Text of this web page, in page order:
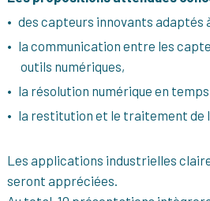
des capteurs innovants adaptés
la communication entre les
outils numériques,
la résolution numérique en
la restitution et le traitement de
Les applications industrielles
seront appréciées.